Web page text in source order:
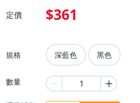
定價 $361
規格 深藍色 黑色
數量